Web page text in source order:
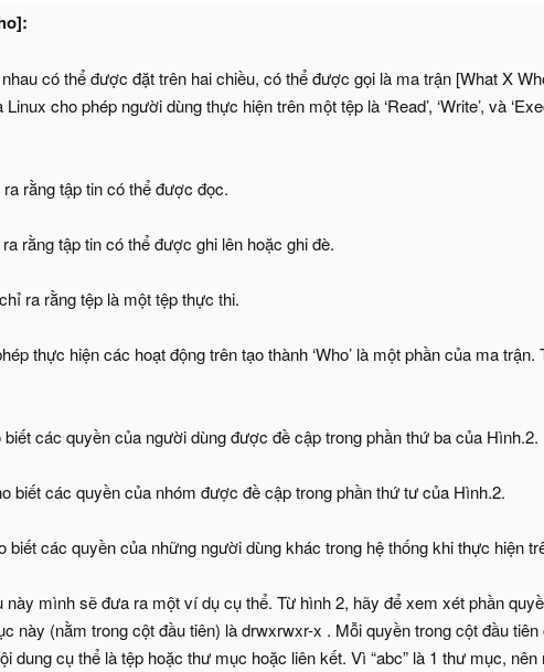
có thể được đặt trên hai chiều, có thể được gọi là ma trận [What X
cho phép người dùng thực hiện trên một tệp là ‘Read’, ‘Write’, và
rằng tập tin có thể được đọc.
rằng tập tin có thể được ghi lên hoặc ghi đè.
ra rằng tệp là một tệp thực thi.
thực hiện các hoạt động trên tạo thành ‘Who’ là một phần của ma trận.
các quyền của người dùng được đề cập trong phần thứ ba của Hình.2.
biết các quyền của nhóm được đề cập trong phần thứ tư của Hình.2.
biết các quyền của những người dùng khác trong hệ thống khi thực hiện
này mình sẽ đưa ra một ví dụ cụ thể. Từ hình 2, hãy để xem xét phần
này (nằm trong cột đầu tiên) là drwxrwxr-x . Mỗi quyền trong cột đầu
dung cụ thể là tệp hoặc thư mục hoặc liên kết. Vì “abc” là 1 thư mục,